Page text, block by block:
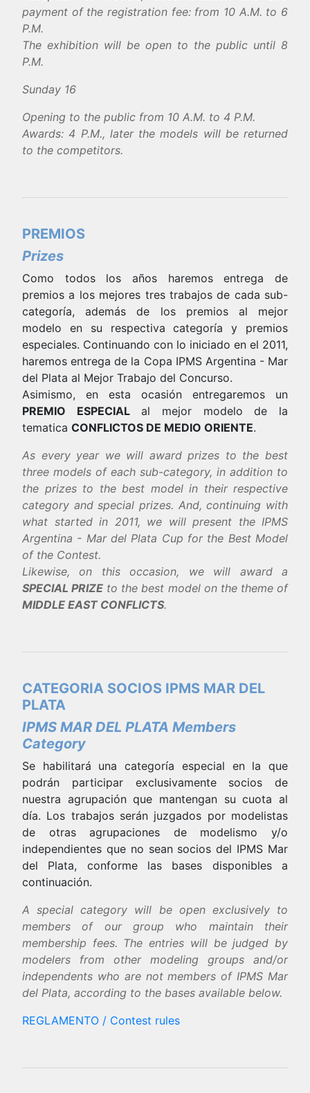
payment of the registration fee: from 10 A.M. to 6
P.M.
The exhibition will be open to the public until 8
P.M.
Sunday 16
Opening to the public from 10 A.M. to 4 P.M.
Awards: 4 P.M., later the models will be returned
to the competitors.
PREMIOS
Prizes
Como todos los años haremos entrega de
premios a los mejores tres trabajos de cada sub-
categoría, además de los premios al mejor
modelo en su respectiva categoría y premios
especiales. Continuando con lo iniciado en el 2011,
haremos entrega de la Copa IPMS Argentina - Mar
del Plata al Mejor Trabajo del Concurso.
Asimismo, en esta ocasión entregaremos un
PREMIO ESPECIALal mejor modelo de la
tematica CONFLICTOS DE MEDIO ORIENTE.
As every year we will award prizes to the best
three models of each sub-category, in addition to
the prizes to the best model in their respective
category and special prizes. And, continuing with
what started in 2011, we will present the IPMS
Argentina - Mar del Plata Cup for the Best Model
of the Contest.
Likewise, on this occasion, we will award a
SPECIAL PRIZE to the best model on the theme of
MIDDLE EAST CONFLICTS.
CATEGORIA SOCIOS IPMS MAR DEL
PLATA
IPMS MAR DEL PLATA Members
Category
Se habilitará una categoría especial en la que
podrán participar exclusivamente socios de
nuestra agrupación que mantengan su cuota al
día. Los trabajos serán juzgados por modelistas
de otras agrupaciones de modelismo y/o
independientes que no sean socios del IPMS Mar
del Plata, conforme las bases disponibles a
continuación.
A special category will be open exclusively to
members of our group who maintain their
membership fees. The entries will be judged by
modelers from other modeling groups and/or
independents who are not members of IPMS Mar
del Plata, according to the bases available below.
REGLAMENTO / Contest rules